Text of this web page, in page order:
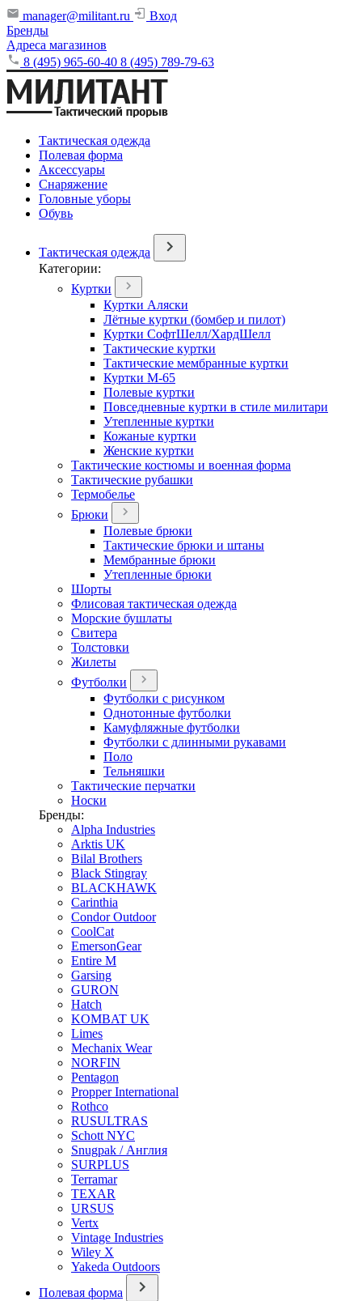
manager@militant.ru
Вход
Бренды
Адреса магазинов
8 (495) 965-60-40 8 (495) 789-79-63
Тактическая одежда
Полевая форма
Аксессуары
Снаряжение
Головные уборы
Обувь
Тактическая одежда
Категории:
Куртки
Куртки Аляски
Лётные куртки (бомбер и пилот)
Куртки СофтШелл/ХардШелл
Тактические куртки
Тактические мембранные куртки
Куртки М-65
Полевые куртки
Повседневные куртки в стиле милитари
Утепленные куртки
Кожаные куртки
Женские куртки
Тактические костюмы и военная форма
Тактические рубашки
Термобелье
Брюки
Полевые брюки
Тактические брюки и штаны
Мембранные брюки
Утепленные брюки
Шорты
Флисовая тактическая одежда
Морские бушлаты
Свитера
Толстовки
Жилеты
Футболки
Футболки с рисунком
Однотонные футболки
Камуфляжные футболки
Футболки с длинными рукавами
Поло
Тельняшки
Тактические перчатки
Носки
Бренды:
Alpha Industries
Arktis UK
Bilal Brothers
Black Stingray
BLACKHAWK
Carinthia
Condor Outdoor
CoolCat
EmersonGear
Entire M
Garsing
GURON
Hatch
KOMBAT UK
Limes
Mechanix Wear
NORFIN
Pentagon
Propper International
Rothco
RUSULTRAS
Schott NYC
Snugpak / Англия
SURPLUS
Terramar
TEXAR
URSUS
Vertx
Vintage Industries
Wiley X
Yakeda Outdoors
Полевая форма